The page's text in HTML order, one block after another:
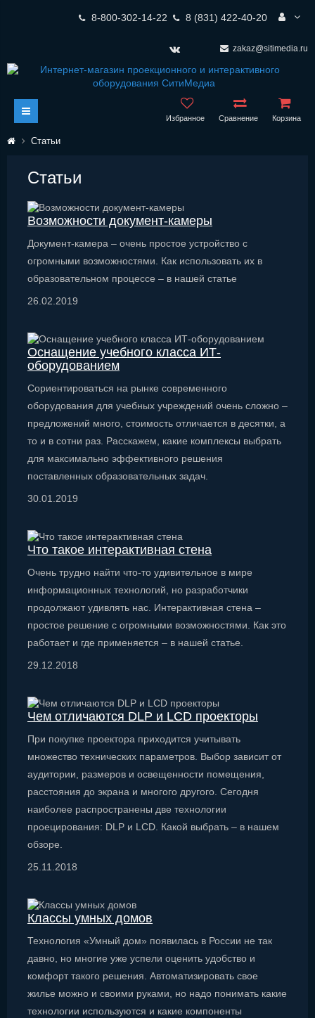
8 (831) 422-40-20
8-800-302-14-22
zakaz@sitimedia.ru
Корзина
Сравнение
Избранное
Статьи
Статьи
Возможности документ-камеры
Документ-камера – очень простое устройство с
огромными возможностями. Как использовать их в
образовательном процессе – в нашей статье
26.02.2019
Оснащение учебного класса ИТ-
оборудованием
Сориентироваться на рынке современного
оборудования для учебных учреждений очень сложно –
предложений много, стоимость отличается в десятки, а
то и в сотни раз. Расскажем, какие комплексы выбрать
для максимально эффективного решения
поставленных образовательных задач.
30.01.2019
Что такое интерактивная стена
Очень трудно найти что-то удивительное в мире
информационных технологий, но разработчики
продолжают удивлять нас. Интерактивная стена –
простое решение с огромными возможностями. Как это
работает и где применяется – в нашей статье.
29.12.2018
Чем отличаются DLP и LCD проекторы
При покупке проектора приходится учитывать
множество технических параметров. Выбор зависит от
аудитории, размеров и освещенности помещения,
расстояния до экрана и многого другого. Сегодня
наиболее распространены две технологии
проецирования: DLP и LCD. Какой выбрать – в нашем
обзоре.
25.11.2018
Классы умных домов
Технология «Умный дом» появилась в России не так
давно, но многие уже успели оценить удобство и
комфорт такого решения. Автоматизировать свое
жилье можно и своими руками, но надо понимать какие
технологии используются и какие компоненты